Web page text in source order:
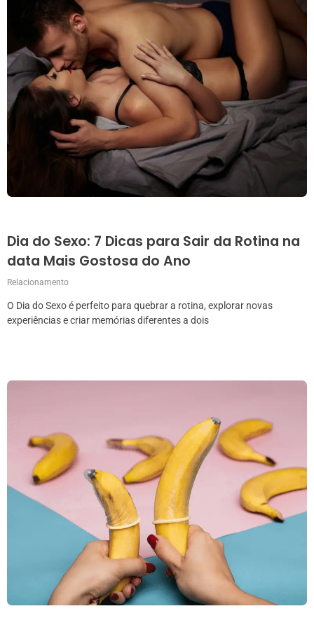
Dia do Sexo: 7 Dicas para Sair da Rotina na
data Mais Gostosa do Ano
Relacionamento
O Dia do Sexo é perfeito para quebrar a rotina, explorar novas
experiências e criar memórias diferentes a dois